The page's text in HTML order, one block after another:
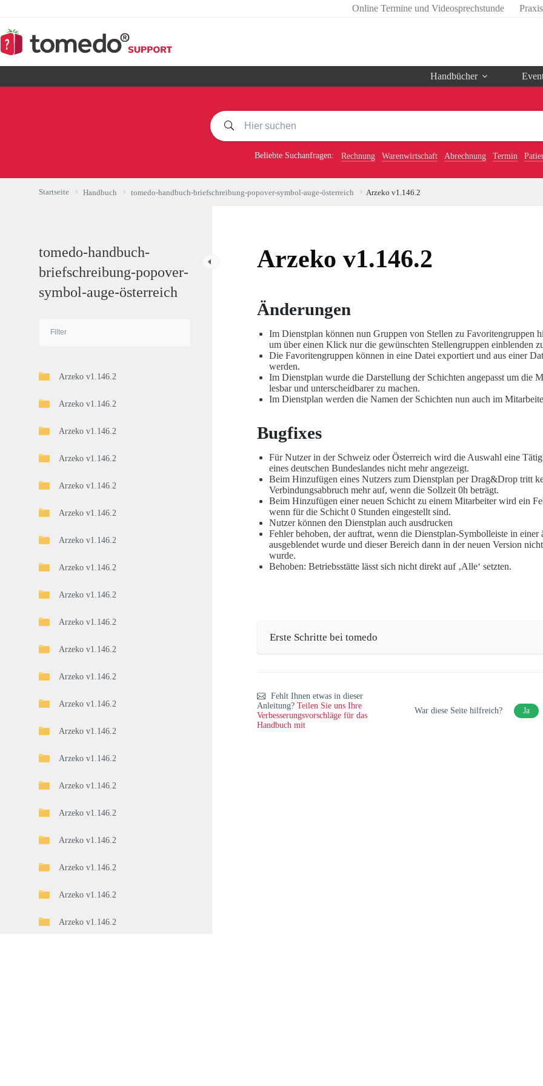
springen
Online Termine und Videosprechstunde
Handbücher
Beliebte Suchanfragen: Rechnung Warenwirtschaft Abrechnung Termin
Startseite Handbuch tomedo-handbuch-briefschreibung-popover-symbol-auge-österreich Arzeko v1.146.2
tomedo-handbuch-
briefschreibung-popover-
symbol-auge-österreich
Arzeko v1.146.2
Arzeko v1.146.2
Arzeko v1.146.2
Arzeko v1.146.2
Arzeko v1.146.2
Arzeko v1.146.2
Arzeko v1.146.2
Arzeko v1.146.2
Arzeko v1.146.2
Arzeko v1.146.2
Arzeko v1.146.2
Arzeko v1.146.2
Arzeko v1.146.2
Arzeko v1.146.2
Arzeko v1.146.2
Arzeko v1.146.2
Arzeko v1.146.2
Arzeko v1.146.2
Arzeko v1.146.2
Arzeko v1.146.2
Arzeko v1.146.2
Arzeko v1.146.2
Änderungen
Im Dienstplan können nun Gruppen von Stellen zu Favoritengruppen
um über einen Klick nur die gewünschten Stellengruppen einblenden
Die Favoritengruppen können in eine Datei exportiert und aus einer
werden.
Im Dienstplan wurde die Darstellung der Schichten angepasst um die
lesbar und unterscheidbarer zu machen.
Im Dienstplan werden die Namen der Schichten nun auch im
Bugfixes
Für Nutzer in der Schweiz oder Österreich wird die Auswahl eine
eines deutschen Bundeslandes nicht mehr angezeigt.
Beim Hinzufügen eines Nutzers zum Dienstplan per Drag&Drop tritt
Verbindungsabbruch mehr auf, wenn die Sollzeit 0h beträgt.
Beim Hinzufügen einer neuen Schicht zu einem Mitarbeiter wird ein
wenn für die Schicht 0 Stunden eingestellt sind.
Nutzer können den Dienstplan auch ausdrucken
Fehler behoben, der auftrat, wenn die Dienstplan-Symbolleiste in einer
ausgeblendet wurde und dieser Bereich dann in der neuen Version
wurde.
Behoben: Betriebsstätte lässt sich nicht direkt auf ‚Alle‘ setzten.
Erste Schritte bei tomedo
Fehlt Ihnen etwas in dieser
Anleitung? Teilen Sie uns Ihre
Verbesserungsvorschläge für das
Handbuch mit
War diese Seite hilfreich? Ja